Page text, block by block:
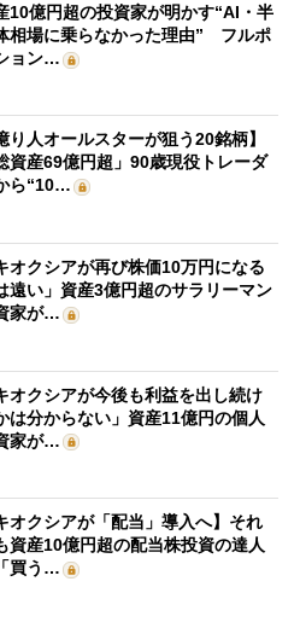
10億円超の投資家が明かす“AI・半
相場に乗らなかった理由” フルポ
ョン…
り人オールスターが狙う20銘柄】
資産69億円超」90歳現役トレーダ
ら“10…
オクシアが再び株価10万円になる
遠い」資産3億円超のサラリーマン
家が…
オクシアが今後も利益を出し続け
は分からない」資産11億円の個人
家が…
オクシアが「配当」導入へ】それ
資産10億円超の配当株投資の達人
買う…